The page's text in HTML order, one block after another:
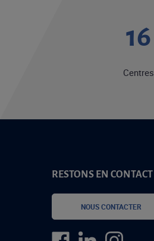
20
Centres
RESTONS EN CONTACT
NOUS CONTACTER